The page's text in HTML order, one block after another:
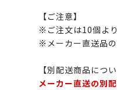
【ご注意】
※ご注文は10個より
※メーカー直送品
【別配送商品につい
メーカー直送の別